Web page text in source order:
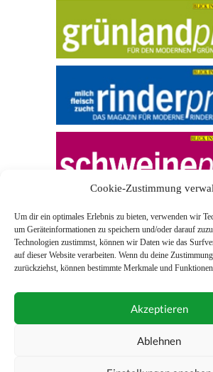
Cookie-Zustimmung
Um dir ein optimales Erlebnis zu bieten, verwenden wir
um Geräteinformationen zu speichern und/oder darauf
Technologien zustimmst, können wir Daten wie das
auf dieser Website verarbeiten. Wenn du deine
zurückziehst, können bestimmte Merkmale und
Akzeptieren
Ablehnen
© 2026 Blick ins Land
Unterstützt durch
0043 (0)1 581 28 90 0